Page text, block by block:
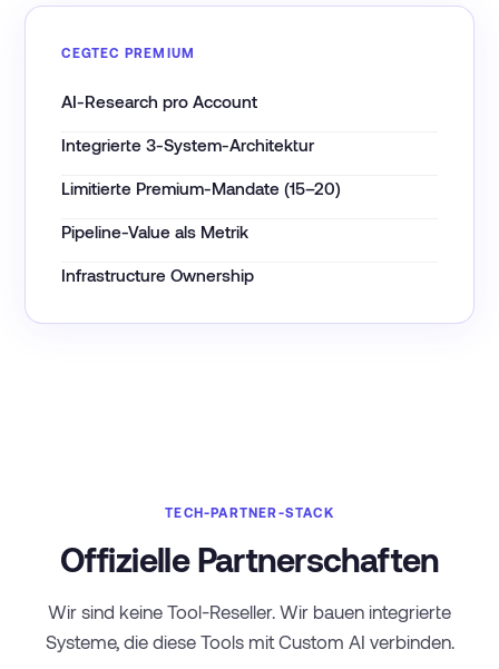
CEGTEC PREMIUM
AI-Research pro Account
Integrierte 3-System-Architektur
Limitierte Premium-Mandate (15–20)
Pipeline-Value als Metrik
Infrastructure Ownership
TECH-PARTNER-STACK
Offizielle Partnerschaften
Wir sind keine Tool-Reseller. Wir bauen integrierte
Systeme, die diese Tools mit Custom AI verbinden.